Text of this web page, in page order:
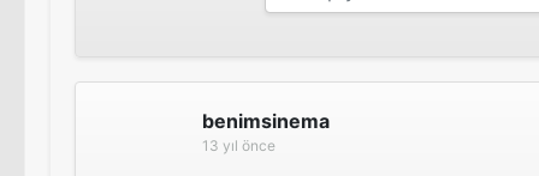
benimsinema
13 yıl önce